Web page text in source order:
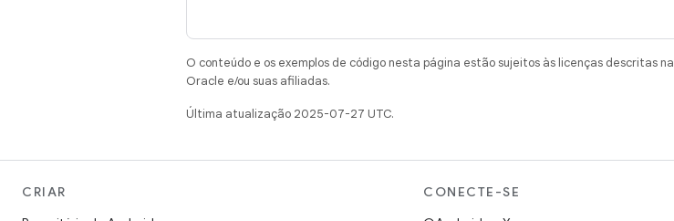
O conteúdo e os exemplos de código nesta página estão sujeitos às licenças descritas na
Oracle e/ou suas afiliadas.
Última atualização 2025-07-27 UTC.
CRIAR
CONECTE-SE